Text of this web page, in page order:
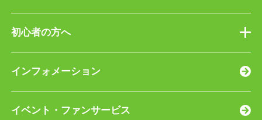
初心者の方へ
インフォメーション
イベント・ファンサービス